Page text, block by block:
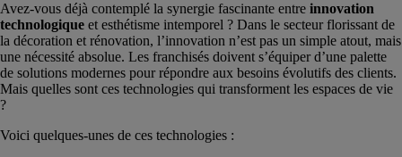
Avez-vous déjà contemplé la synergie fascinante entre innovation
technologique et esthétisme intemporel ? Dans le secteur florissant de
la décoration et rénovation, l’innovation n’est pas un simple atout, mais
une nécessité absolue. Les franchisés doivent s’équiper d’une palette
de solutions modernes pour répondre aux besoins évolutifs des clients.
Mais quelles sont ces technologies qui transforment les espaces de vie
?
Voici quelques-unes de ces technologies :